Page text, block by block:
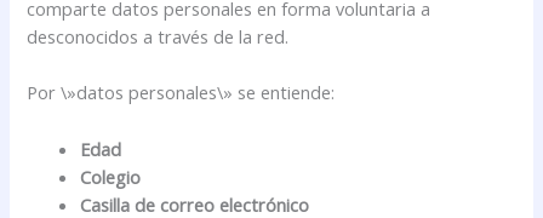
comparte datos personales en forma voluntaria a
desconocidos a través de la red.
Por \»datos personales\» se entiende:
Edad
Colegio
Casilla de correo electrónico